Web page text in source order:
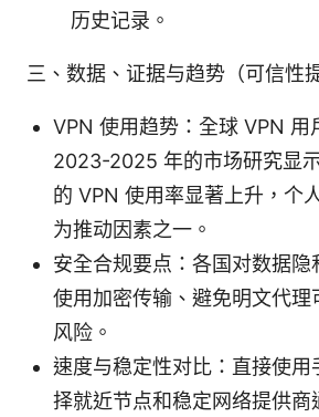
历史记录。
三、数据、证据与趋势（可信性
VPN 使用趋势：全球 VPN 用
2023-2025 年的市场研究显
的 VPN 使用率显著上升，个
为推动因素之一。
安全合规要点：各国对数据隐
使用加密传输、避免明文代理
风险。
速度与稳定性对比：直接使用
择就近节点和稳定网络提供商